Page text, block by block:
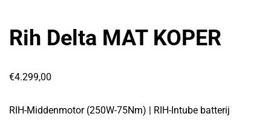
Rih Delta MAT KOPER
€4.299,00
RIH-Middenmotor (250W-75Nm) | RIH-Intube batterij